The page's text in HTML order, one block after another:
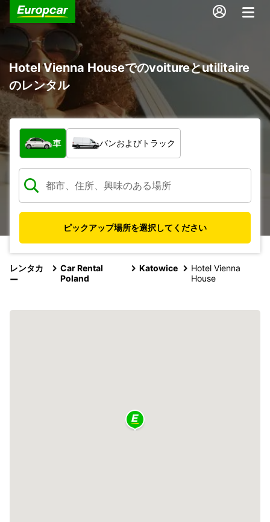
Hotel Vienna Houseでのvoitureとutilitaire
のレンタル
車両の種類
車 バンおよびトラック
ピックアップ場所を選択してください
レンタカ
ー
Car Rental
Poland
Katowice
Hotel Vienna
House